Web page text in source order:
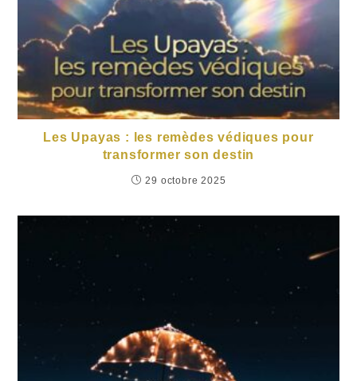
Les Upayas : les remèdes védiques pour
transformer son destin
29 octobre 2025